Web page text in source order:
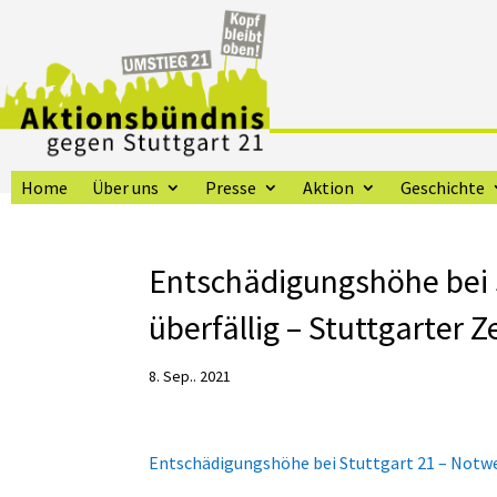
Home Über uns Presse Aktion Geschichte
Entschädigungshöhe
überfällig – Stuttgarter
8. Sep.. 2021
Entschädigungshöhe bei Stuttgart 21 –